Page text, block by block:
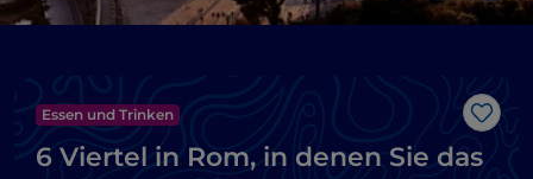
Like
Essen und Trinken
6 Viertel in Rom, in denen Sie das